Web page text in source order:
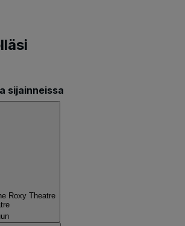
sijainneissa
Roxy Theatre